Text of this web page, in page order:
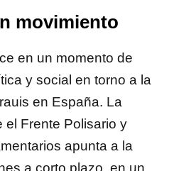
movimiento
en un momento de
y social en torno a la
en España. La
el Frente Polisario y
apunta a la